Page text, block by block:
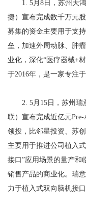
1. 5月8日，苏州天鸿
捷）宣布完成数千万元
募集的资金主要用于支
垒，加速外周动脉、肿
业化，深化“医疗器械+
于2016年，是一家专注
2. 5月15日，苏州瑞
联）宣布完成近亿元
领投，比邻星投资、苏
主要用于推进公司植入
接口”应用场景的量产和
销售产品的商业化。瑞
力于植入式双向脑机接口